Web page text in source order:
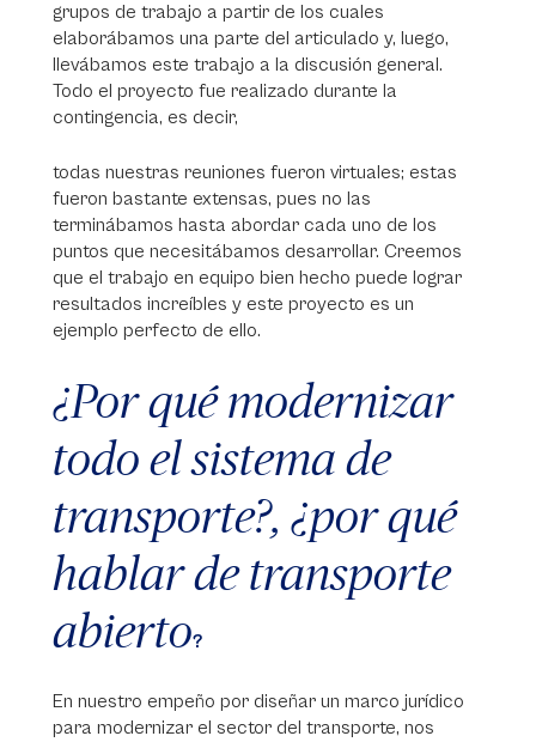
grupos de trabajo a partir de los cuales
elaborábamos una parte del articulado y, luego,
llevábamos este trabajo a la discusión general.
Todo el proyecto fue realizado durante la
contingencia, es decir,
todas nuestras reuniones fueron virtuales; estas
fueron bastante extensas, pues no las
terminábamos hasta abordar cada uno de los
puntos que necesitábamos desarrollar. Creemos
que el trabajo en equipo bien hecho puede lograr
resultados increíbles y este proyecto es un
ejemplo perfecto de ello.
¿Por qué modernizar
todo el sistema de
transporte?, ¿por qué
hablar de transporte
abierto?
En nuestro empeño por diseñar un marco jurídico
para modernizar el sector del transporte, nos